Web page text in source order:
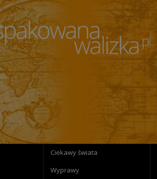
Ciekawy świata
Wyprawy